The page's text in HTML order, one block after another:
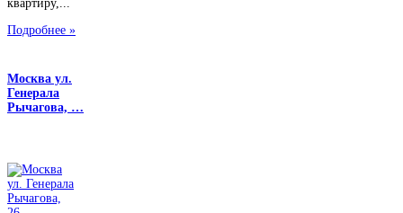
квартиру,...
Подробнее »
Москва ул.
Генерала
Рычагова, …